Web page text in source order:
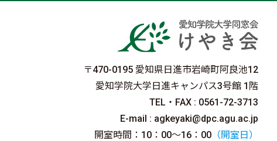
〒470-0195 愛知県日進市岩崎町阿良池12
愛知学院大学日進キャンパス3号館 1階
TEL・FAX : 0561-72-3713
E-mail : agkeyaki@dpc.agu.ac.jp
開室時間：10：00〜16：00 （開室日）